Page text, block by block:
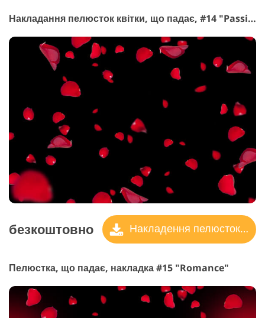
Накладання пелюсток квітки, що падає, #14 "Passion"
безкоштовно Накладення пелюсток троянд
Пелюстка, що падає, накладка #15 "Romance"